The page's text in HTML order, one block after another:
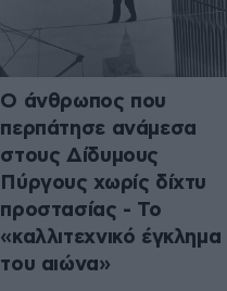
Ο άνθρωπος που
περπάτησε ανάμεσα
στους Δίδυμους
Πύργους χωρίς δίχτυ
προστασίας - Το
«καλλιτεχνικό έγκλημα
του αιώνα»